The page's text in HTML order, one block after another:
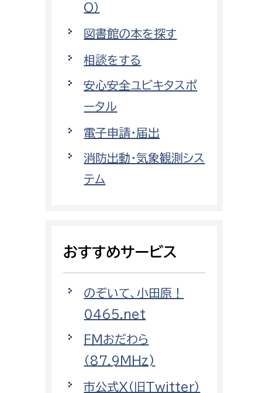
小田原のことを知りたい
まちづくりに関わりたい
環境保護課
環境事業センター
都市部
都市政策課
都市計画課
地域交通課
消防総務課
予防課
警防計画課
救急課
情報司令課
O）
図書館の本を探す
相談をする
安心安全ユビキタスポ
ータル
電子申請・届出
消防出動・気象観測シス
テム
おすすめサービス
のぞいて、小田原！
0465.net
FMおだわら
（87.9MHz)
市公式X（旧Twitter）